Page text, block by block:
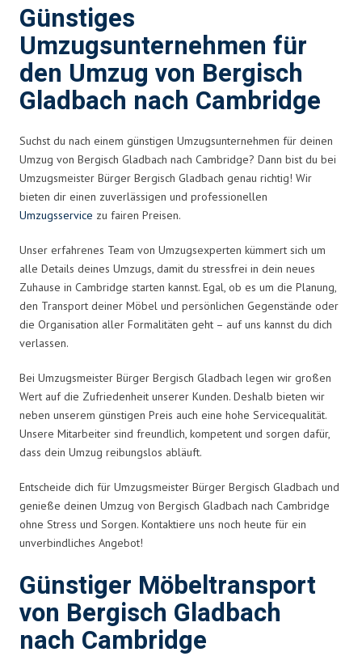
Günstiges
Umzugsunternehmen für
den Umzug von Bergisch
Gladbach nach Cambridge
Suchst du nach einem günstigen Umzugsunternehmen für deinen
Umzug von Bergisch Gladbach nach Cambridge? Dann bist du bei
Umzugsmeister Bürger Bergisch Gladbach genau richtig! Wir
bieten dir einen zuverlässigen und professionellen
Umzugsservice zu fairen Preisen.
Unser erfahrenes Team von Umzugsexperten kümmert sich um
alle Details deines Umzugs, damit du stressfrei in dein neues
Zuhause in Cambridge starten kannst. Egal, ob es um die Planung,
den Transport deiner Möbel und persönlichen Gegenstände oder
die Organisation aller Formalitäten geht – auf uns kannst du dich
verlassen.
Bei Umzugsmeister Bürger Bergisch Gladbach legen wir großen
Wert auf die Zufriedenheit unserer Kunden. Deshalb bieten wir
neben unserem günstigen Preis auch eine hohe Servicequalität.
Unsere Mitarbeiter sind freundlich, kompetent und sorgen dafür,
dass dein Umzug reibungslos abläuft.
Entscheide dich für Umzugsmeister Bürger Bergisch Gladbach und
genieße deinen Umzug von Bergisch Gladbach nach Cambridge
ohne Stress und Sorgen. Kontaktiere uns noch heute für ein
unverbindliches Angebot!
Günstiger Möbeltransport
von Bergisch Gladbach
nach Cambridge